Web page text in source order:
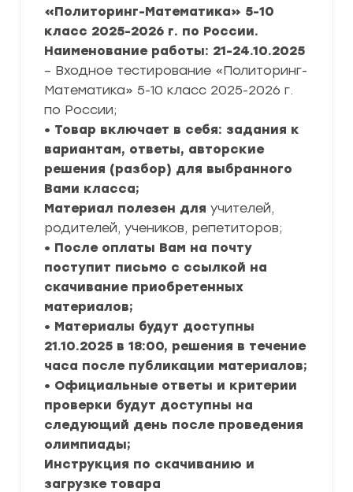
«Политоринг-Математика» 5-10
класс 2025-2026 г. по России.
Наименование работы: 21-24.10.2025
– Входное тестирование «Политоринг-
Математика» 5-10 класс 2025-2026 г.
по России;
• Товар включает в себя: задания к
вариантам, ответы, авторские
решения (разбор) для выбранного
Вами класса;
Материал полезен для учителей,
родителей, учеников, репетиторов;
• После оплаты Вам на почту
поступит письмо с ссылкой на
скачивание приобретенных
материалов;
• Материалы будут доступны
21.10.2025 в 18:00, решения в течение
часа после публикации материалов;
• Официальные ответы и критерии
проверки будут доступны на
следующий день после проведения
олимпиады;
Инструкция по скачиванию и
загрузке товара